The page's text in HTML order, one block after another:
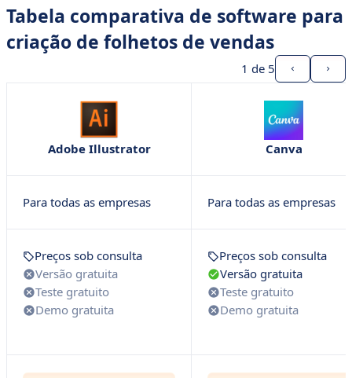
Tabela comparativa de software para
criação de folhetos de vendas
1 de 5
Adobe Illustrator Canva
Para todas as empresas Para todas as empresas
Preços sob consulta
Versão gratuita
Teste gratuito
Demo gratuita
Preços sob consulta
Versão gratuita
Teste gratuito
Demo gratuita